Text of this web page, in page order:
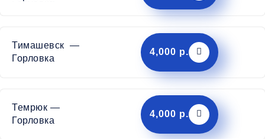
Тимашевск —
Горловка
4,000 р.
Темрюк —
Горловка
4,000 р.